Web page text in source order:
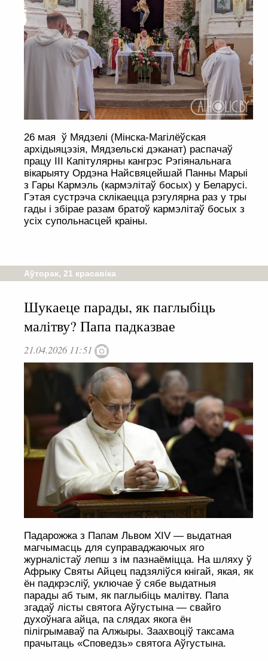
26 мая ў Мядзелі (Мінска-Магілёўская
архідыяцэзія, Мядзельскі дэканат) распачаў
працу III Капітулярны кангрэс Рэгіянальнага
вікарыяту Ордэна Найсвяцейшай Панны Марыі
з Гары Кармэль (кармэлітаў босых) у Беларусі.
Гэтая сустрэча склікаецца рэгулярна раз у тры
гады і збірае разам братоў кармэлітаў босых з
усіх супольнасцей краіны.
Аўторак, 21 красавіка
Шукаеце парады, як паглыбіць
малітву? Папа падказвае
21.04.2026 11:51
Падарожжа з Папам Львом XIV — выдатная
магчымасць для суправаджаючых яго
журналістаў лепш з ім пазнаёміцца. На шляху ў
Афрыку Святы Айцец падзяліўся кнігай, якая, як
ён падкрэсліў, уключае ў сябе выдатныя
парады аб тым, як паглыбіць малітву. Папа
згадаў лісты святога Аўгустына — свайго
духоўнага айца, па слядах якога ён
пілігрымаваў па Алжыры. Заахвоціў таксама
прачытаць «Споведзь» святога Аўгустына.